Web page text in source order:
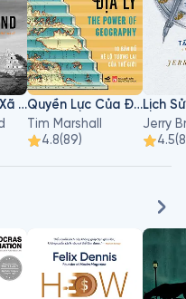
Sụp Đổ - Các Xã Hội Đã Thất Bại Hay Thành Công Như Thế Nào?
Quyền Lực Của Địa Lý
Tim Marshall
4.8(89)
Jerry
4.5(8